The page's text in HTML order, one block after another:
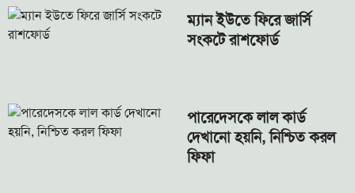
ম্যান ইউতে ফিরে জার্সি
সংকটে রাশফোর্ড
পারেদেসকে লাল কার্ড
দেখানো হয়নি, নিশ্চিত করল
ফিফা